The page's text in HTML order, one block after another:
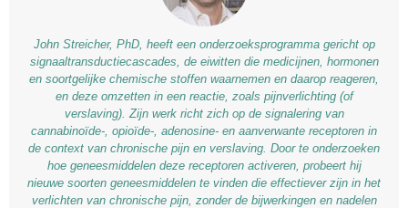
John Streicher, PhD, heeft een onderzoeksprogramma gericht op
signaaltransductiecascades, de eiwitten die medicijnen, hormonen
en soortgelijke chemische stoffen waarnemen en daarop reageren,
en deze omzetten in een reactie, zoals pijnverlichting (of
verslaving). Zijn werk richt zich op de signalering van
cannabinoïde-, opioïde-, adenosine- en aanverwante receptoren in
de context van chronische pijn en verslaving. Door te onderzoeken
hoe geneesmiddelen deze receptoren activeren, probeert hij
nieuwe soorten geneesmiddelen te vinden die effectiever zijn in het
verlichten van chronische pijn, zonder de bijwerkingen en nadelen